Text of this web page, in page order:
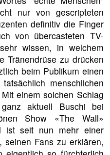
nur von gescripteten
definitiv die Finger
von übercasteten TV-
wissen, in welchem
Tränendrüse zu drücken
beim Publikum einen
menschlichen
einem solchen Schlag
aktuell Buschi bei
Show «The Wall»
ist seit nun mehr einer
seinen Fans zu erklären,